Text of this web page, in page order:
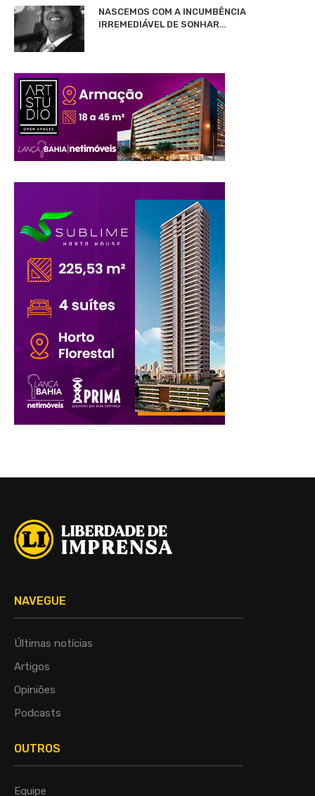
NASCEMOS COM A INCUMBÊNCIA
IRREMEDIÁVEL DE SONHAR…
NAVEGUE
Últimas notícias
Artigos
Opiniões
Podcasts
OUTROS
Equipe